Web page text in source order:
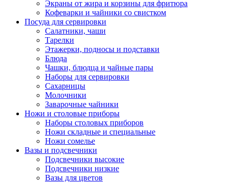
Экраны от жира и корзины для фритюра
Кофеварки и чайники со свистком
Посуда для сервировки
Салатники, чаши
Тарелки
Этажерки, подносы и подставки
Блюда
Чашки, блюдца и чайные пары
Наборы для сервировки
Сахарницы
Молочники
Заварочные чайники
Ножи и столовые приборы
Наборы столовых приборов
Ножи складные и специальные
Ножи сомелье
Вазы и подсвечники
Подсвечники высокие
Подсвечники низкие
Вазы для цветов